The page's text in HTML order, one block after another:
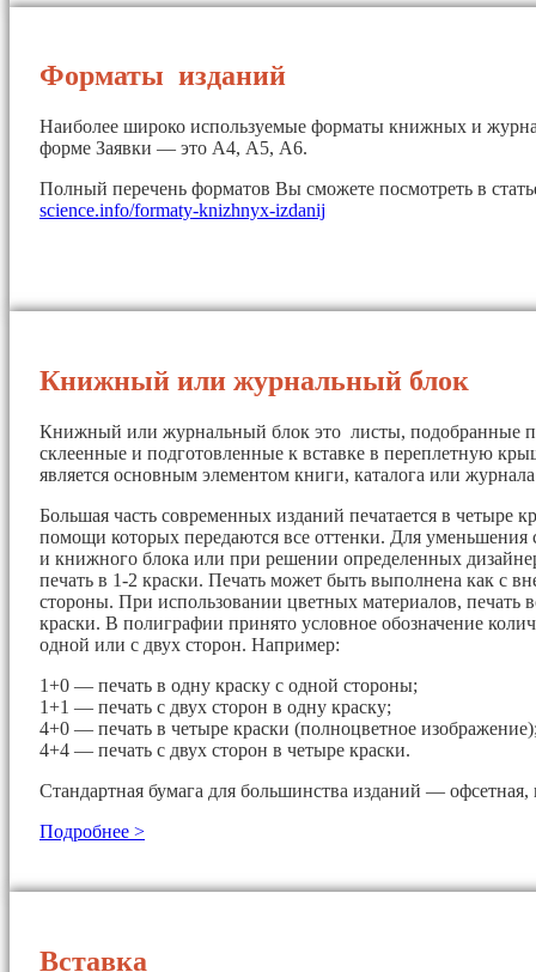
Форматы изданий
Наиболее широко используемые форматы книжных и
форме Заявки — это А4, А5, А6.
Полный перечень форматов Вы сможете посмотреть в
science.info/formaty-knizhnyx-izdanij
Книжный или журнальный блок
Книжный или журнальный блок это листы, подобранные
склеенные и подготовленные к вставке в переплетную
является основным элементом книги, каталога или
Большая часть современных изданий печатается в четыре
помощи которых передаются все оттенки. Для уменьшения
и книжного блока или при решении определенных
печать в 1-2 краски. Печать может быть выполнена как с
стороны. При использовании цветных материалов, печать
краски. В полиграфии принято условное обозначение
одной или с двух сторон. Например:
1+0 — печать в одну краску с одной стороны;
1+1 — печать с двух сторон в одну краску;
4+0 — печать в четыре краски (полноцветное
4+4 — печать с двух сторон в четыре краски.
Стандартная бумага для большинства изданий — офсетная,
Подробнее >
Вставка